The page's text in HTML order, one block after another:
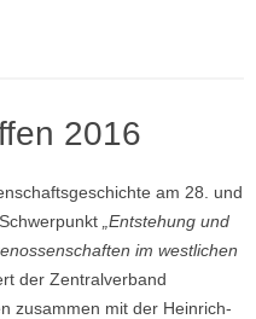
2016
am 28. und
„Entstehung und
im westlichen
der Zentralverband
zusammen mit der Heinrich-